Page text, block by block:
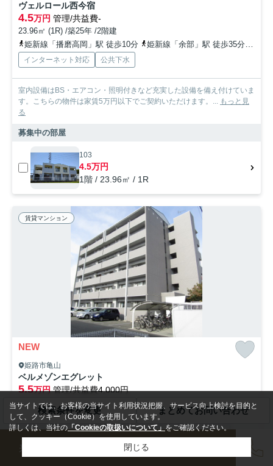
ヴェルロール⻄今宿
4.5万円 管理/共益費-
23.96㎡ (1R) /築25年 /2階建
姫新線「播磨高岡」駅 徒歩10分
姫新線「余部」駅 徒歩35分
インターネット対応 公共下水
室内設備はBS・エアコン・照明付きなど充実した設備を備え付けていま
す。こちらの物件は家賃5万円以下でご契約いただけます。... もっと見
る
募集中の部屋
103
4.5万円
1階 / 23.96㎡ / 1R
賃貸マンション
NEW
姫路市亀山
ベルメゾンエグレット
5.5万円管理/共益費4,000円
30.04㎡ (1K) /築16年 /6階建
山陽電鉄本線「亀山」駅 徒歩4分
山陽電鉄本線「飾磨」駅 徒歩16分
駐輪場 オートロック エレベーター
敷地内ごみ置き場
検索条件を変更 まとめてお問い合わせ
来店予約 会員登録
当サイトでは、お客様の当サイト利用状況把握、サービス向上検討を目的と
して、クッキー（Cookie）を使用しています。
詳しくは、当社の「Cookieの取扱いについて」をご確認ください。
閉じる